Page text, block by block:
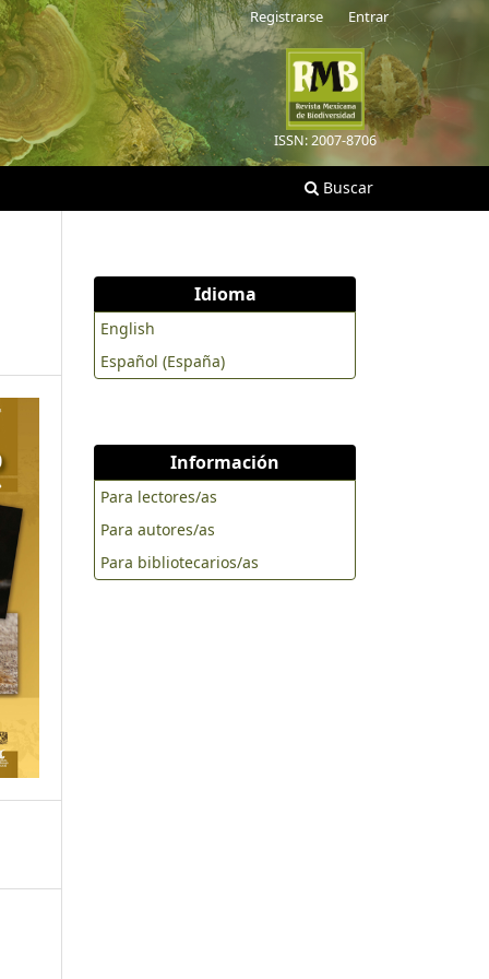
ISSN: 2007-8706
Buscar
Registrarse Entrar
Idioma
English
Español (España)
Información
Para lectores/as
Para autores/as
Para bibliotecarios/as